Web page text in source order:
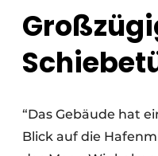
“Das Gebäude hat
Blick auf die